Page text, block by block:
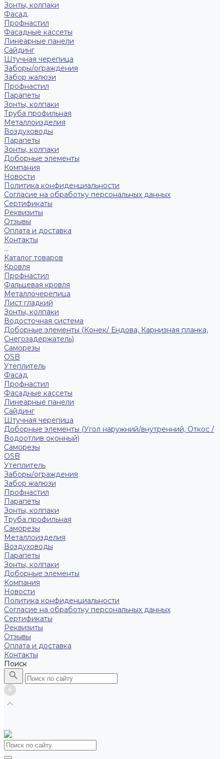
Зонты, колпаки
Фасад
Профнастил
Фасадные кассеты
Линеарные панели
Сайдинг
Штучная черепица
Заборы/ограждения
Забор жалюзи
Профнастил
Парапеты
Зонты, колпаки
Труба профильная
Металлоизделия
Воздуховоды
Парапеты
Зонты, колпаки
Доборные элементы
Компания
Новости
Политика конфиденциальности
Согласие на обработку персональных данных
Сертификаты
Реквизиты
Отзывы
Оплата и доставка
Контакты
...
Каталог товаров
Кровля
Профнастил
Фальцевая кровля
Металлочерепица
Лист гладкий
Зонты, колпаки
Водосточная система
Доборные элементы (Конек/ Ендова, Карнизная планка,
Снегозадержатель)
Саморезы
ОSB
Утеплитель
Фасад
Профнастил
Фасадные кассеты
Линеарные панели
Сайдинг
Штучная черепица
Доборные элементы (Угол наружний/внутренний, Откос /
Водоотлив оконный)
Саморезы
OSB
Утеплитель
Заборы/ограждения
Забор жалюзи
Профнастил
Парапеты
Зонты, колпаки
Труба профильная
Саморезы
Металлоизделия
Воздуховоды
Парапеты
Зонты, колпаки
Доборные элементы
Компания
Новости
Политика конфиденциальности
Согласие на обработку персональных данных
Сертификаты
Реквизиты
Отзывы
Оплата и доставка
Контакты
Поиск